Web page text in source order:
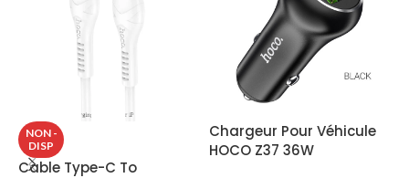
NON -
DISP
Cable Type-C To
Chargeur Pour Véhicule
HOCO Z37 36W